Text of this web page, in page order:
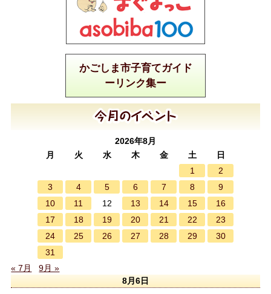
かごしま市子育てガイド
ーリンク集ー
2026年8月
月
火 水 木 金 土
日
1
2
3
4 5 6 7 8
9
10
11 12 13 14 15
16
17
18 19 20 21 22
23
24
25 26 27 28 29
30
31
« 7月
9月 »
8月6日